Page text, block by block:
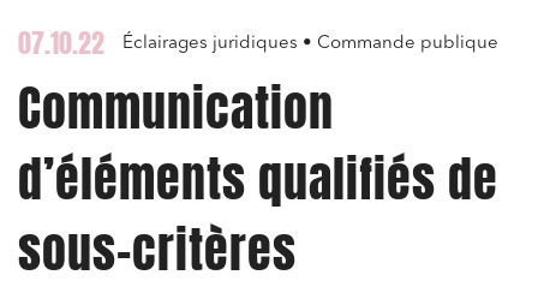
07.10.22 Éclairages juridiques • Commande publique
Communication
d’éléments qualifiés de
sous-critères